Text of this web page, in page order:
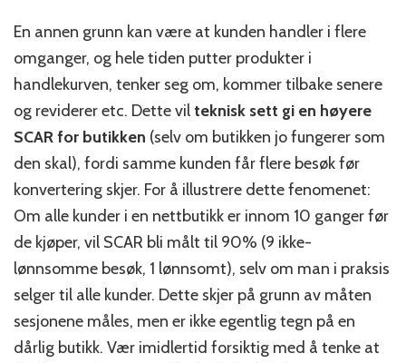
En annen grunn kan være at kunden handler i flere
omganger, og hele tiden putter produkter i
handlekurven, tenker seg om, kommer tilbake senere
og reviderer etc. Dette vilteknisk sett gi en høyere
SCAR for butikken (selv om butikken jo fungerer som
den skal), fordi samme kunden får flere besøk før
konvertering skjer. For å illustrere dette fenomenet:
Om alle kunder i en nettbutikk er innom 10 ganger før
de kjøper, vil SCAR bli målt til 90% (9 ikke-
lønnsomme besøk, 1 lønnsomt), selv om man i praksis
selger til alle kunder. Dette skjer på grunn av måten
sesjonene måles, men er ikke egentlig tegn på en
dårlig butikk. Vær imidlertid forsiktig med å tenke at